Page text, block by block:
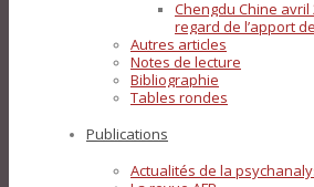
Chengdu Chine avril
regard de l’apport
Autres articles
Notes de lecture
Bibliographie
Tables rondes
Publications
Actualités de la